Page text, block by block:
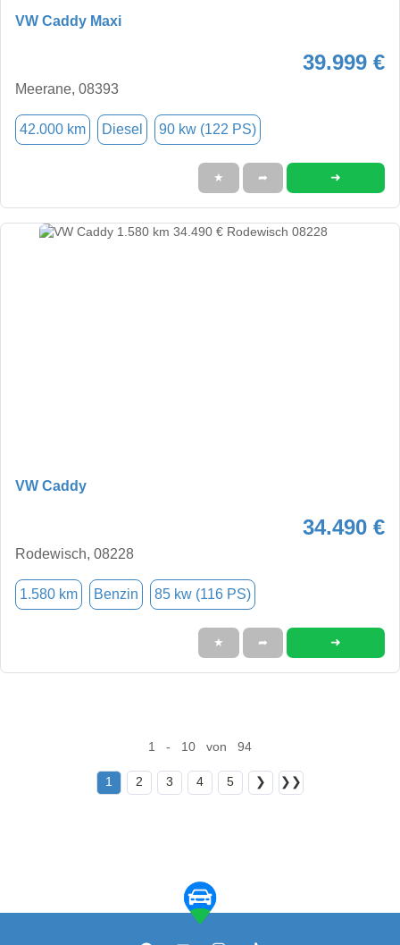
VW Caddy Maxi
39.999 €
Meerane, 08393
42.000 km Diesel 90 kw (122 PS)
★ ➦ ➜
VW Caddy
34.490 €
Rodewisch, 08228
1.580 km Benzin 85 kw (116 PS)
★ ➦ ➜
1 - 10 von 94
1 2 3 4 5 ❯ ❯❯